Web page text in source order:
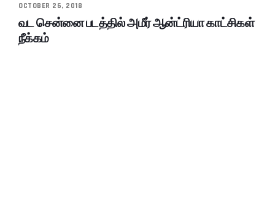
OCTOBER 26, 2018
வட சென்னை படத்தில் அமீர் ஆன்ட்ரியா காட்சிகள்
நீக்கம்